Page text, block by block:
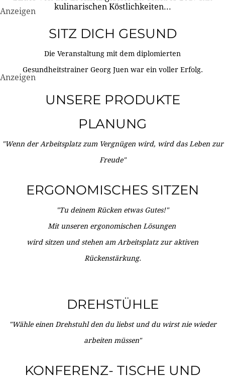
kulinarischen Köstlichkeiten...
Anzeigen
SITZ DICH GESUND
Die Veranstaltung mit dem diplomierten
Gesundheitstrainer Georg Juen war ein voller Erfolg.
Anzeigen
UNSERE PRODUKTE
PLANUNG
"Wenn der Arbeitsplatz zum Vergnügen wird, wird das Leben zur
Freude"
ERGONOMISCHES SITZEN
"Tu deinem Rücken etwas Gutes!"
Mit unseren ergonomischen Lösungen
wird sitzen und stehen am Arbeitsplatz zur aktiven
Rückenstärkung.
DREHSTÜHLE
"Wähle einen Drehstuhl den du liebst und du wirst nie wieder
arbeiten müssen"
KONFERENZ- TISCHE UND